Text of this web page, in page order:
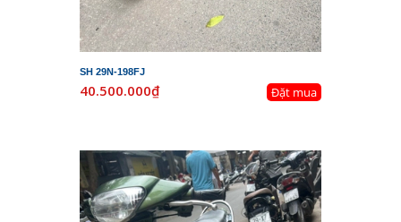
SH 29N-198FJ
40.500.000₫ Đặt mua